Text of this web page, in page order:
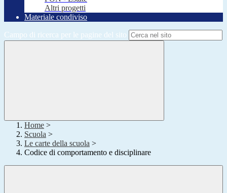
Altri progetti
Materiale condiviso
Campo di ricerca per le pagine del sito
Home >
Scuola >
Le carte della scuola >
Codice di comportamento e disciplinare